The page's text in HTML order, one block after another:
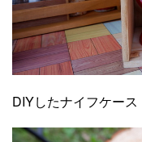
DIYしたナイフケース